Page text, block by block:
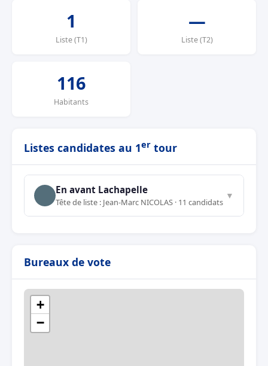
1
Liste (T1)
—
Liste (T2)
116
Habitants
Listes candidates au 1er tour
En avant Lachapelle
Tête de liste : Jean-Marc NICOLAS · 11 candidats
▼
Bureaux de vote
+
−